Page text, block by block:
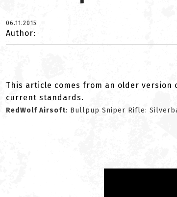
06.11.2015
Author:
This article comes from an older
current standards.
RedWolf Airsoft: Bullpup Sniper Rifle: